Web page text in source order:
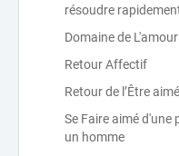
résoudre
Domaine de L'amour
Retour Affectif
Retour de l’Être
Se Faire aimé d'une
un homme